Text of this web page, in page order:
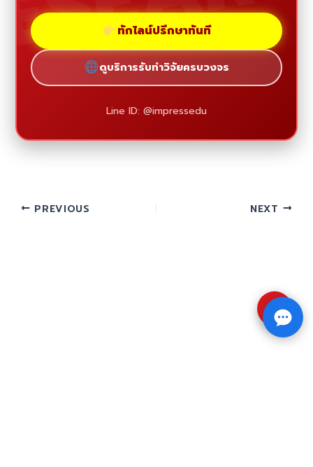
ทักไลน์ปรึกษาทันที
ดูบริการรับทำวิจัยครบวงจร
Line ID: @impressedu
PREVIOUS NEXT
⇧